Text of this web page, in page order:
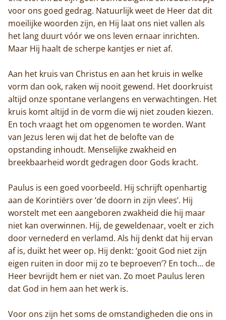
Trappisten
De abdij
Actueel
Monnik worden
Contact
voor ons goed gedrag. Natuurlijk weet de Heer dat dit
moeilijke woorden zijn, en Hij laat ons niet vallen als
het lang duurt vóór we ons leven ernaar inrichten.
Maar Hij haalt de scherpe kantjes er niet af.
Aan het kruis van Christus en aan het kruis in welke
vorm dan ook, raken wij nooit gewend. Het doorkruist
altijd onze spontane verlangens en verwachtingen. Het
kruis komt altijd in de vorm die wij niet zouden kiezen.
En toch vraagt het om opgenomen te worden. Want
van Jezus leren wij dat het de belofte van de
opstanding inhoudt. Menselijke zwakheid en
breekbaarheid wordt gedragen door Gods kracht.
Paulus is een goed voorbeeld. Hij schrijft openhartig
aan de Korintiërs over ‘de doorn in zijn vlees’. Hij
worstelt met een aangeboren zwakheid die hij maar
niet kan overwinnen. Hij, de geweldenaar, voelt er zich
door vernederd en verlamd. Als hij denkt dat hij ervan
af is, duikt het weer op. Hij denkt: ‘gooit God niet zijn
eigen ruiten in door mij zo te beproeven’? En toch… de
Heer bevrijdt hem er niet van. Zo moet Paulus leren
dat God in hem aan het werk is.
Voor ons zijn het soms de omstandigheden die ons in